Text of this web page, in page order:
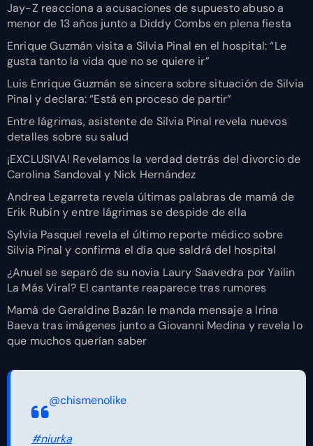
Jay-Z reacciona a acusaciones de supuesto abuso a
menor de 13 años junto a Diddy Combs en plena fiesta
Enrique Guzmán visita a Silvia Pinal en el hospital: “Le
gusta tanto la vida que no se quiere ir”
Luis Enrique Guzmán se sincera sobre situación de Silvia
Pinal y declara: “Está en proceso de partir”
Entre lágrimas, asistente de Silvia Pinal revela nuevos
detalles sobre su salud
¡EXCLUSIVA! Revelamos la verdad detrás del divorcio de
Carolina Sandoval y Nick Hernández
Andrea Legarreta revela últimas palabras de mamá de
Erik Rubín y entre lágrimas se despide de ella
Sylvia Pasquel revela el último reporte médico sobre
Silvia Pinal y confirma el día que saldrá del hospital
¿Anuel se separó de su novia Laury Saavedra por Yailin
La Más Viral? El cantante reaparece tras rumores
Mamá de Geraldine Bazán le manda mensaje a Irina
Baeva tras imágenes junto a Giovanni Medina y revela lo
que muchos querían saber
@chismenolike
#niurka